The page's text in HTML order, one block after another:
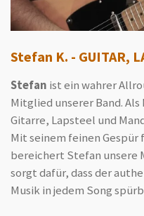
Stefan K. - GUITAR,
Stefan ist ein wahrer
Mitglied unserer Band.
Gitarre, Lapsteel und
Mit seinem feinen
bereichert Stefan unsere
sorgt dafür, dass der
Musik in jedem Song